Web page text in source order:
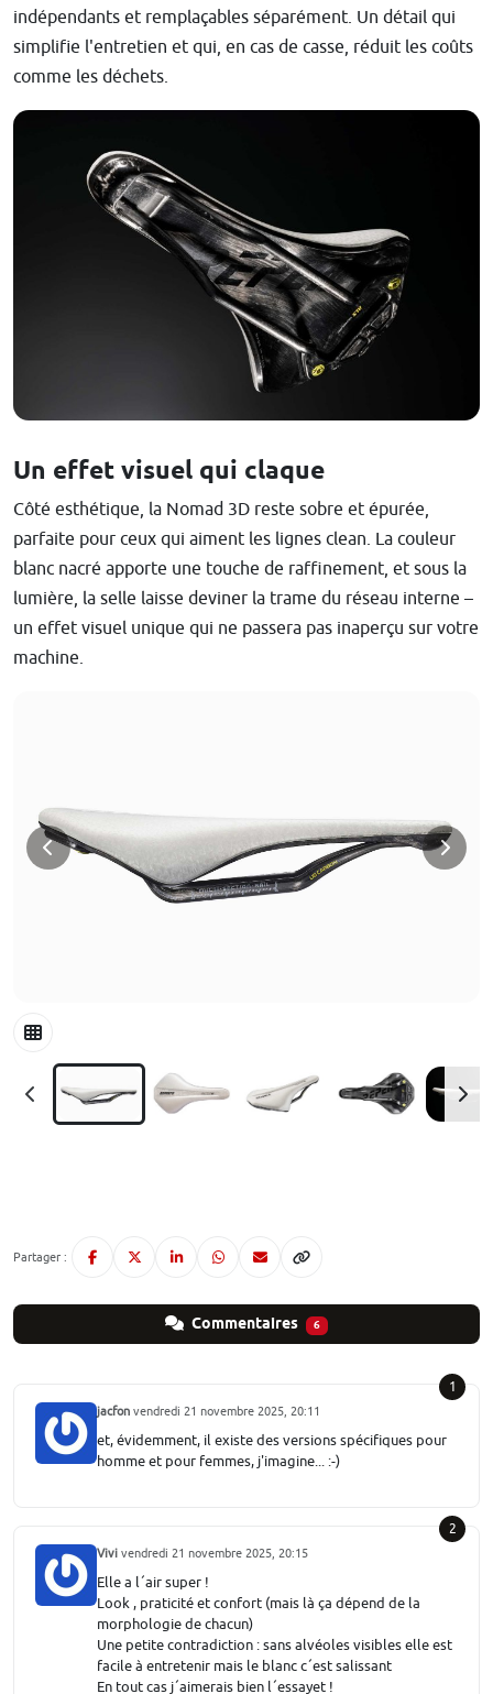
indépendants et remplaçables séparément. Un détail qui
simplifie l'entretien et qui, en cas de casse, réduit les coûts
comme les déchets.
Un effet visuel qui claque
Côté esthétique, la Nomad 3D reste sobre et épurée,
parfaite pour ceux qui aiment les lignes clean. La couleur
blanc nacré apporte une touche de raffinement, et sous la
lumière, la selle laisse deviner la trame du réseau interne –
un effet visuel unique qui ne passera pas inaperçu sur votre
machine.
Partager :
Commentaires 6
1
jacfon vendredi 21 novembre 2025, 20:11
et, évidemment, il existe des versions spécifiques pour
homme et pour femmes, j'imagine... :-)
2
Vivi vendredi 21 novembre 2025, 20:15
Elle a l´air super !
Look , praticité et confort (mais là ça dépend de la
morphologie de chacun)
Une petite contradiction : sans alvéoles visibles elle est
facile à entretenir mais le blanc c´est salissant
En tout cas j´aimerais bien l´essayet !